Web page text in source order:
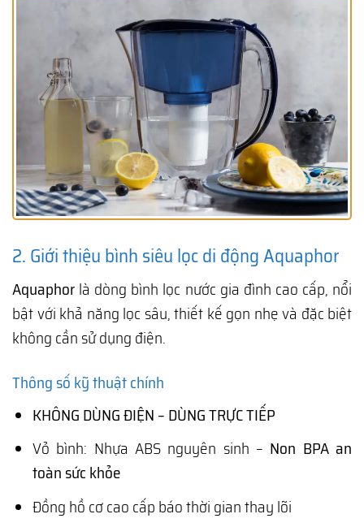
2. Giới thiệu bình siêu lọc di động Aquaphor
Aquaphor là dòng bình lọc nước gia đình cao cấp, nổi
bật với khả năng lọc sâu, thiết kế gọn nhẹ và đặc biệt
không cần sử dụng điện.
Thông số kỹ thuật chính
KHÔNG DÙNG ĐIỆN – DÙNG TRỰC TIẾP
Vỏ bình: Nhựa ABS nguyên sinh – Non BPA an
toàn sức khỏe
Đồng hồ cơ cao cấp báo thời gian thay lõi